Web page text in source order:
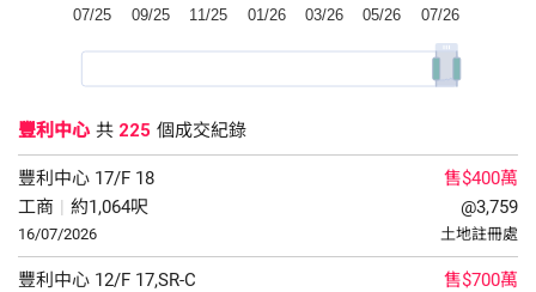
豐利中心 共 225 個成交紀錄
豐利中心 17/F 18
工商 | 約1,064呎
16/07/2026
售$400萬
@3,759
土地註冊處
豐利中心 12/F 17,SR-C
售$700萬